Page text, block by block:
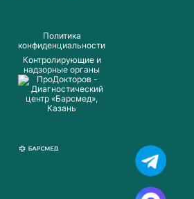
Пoлитика
конфиденциальности
Контролирующие и
надзорные органы